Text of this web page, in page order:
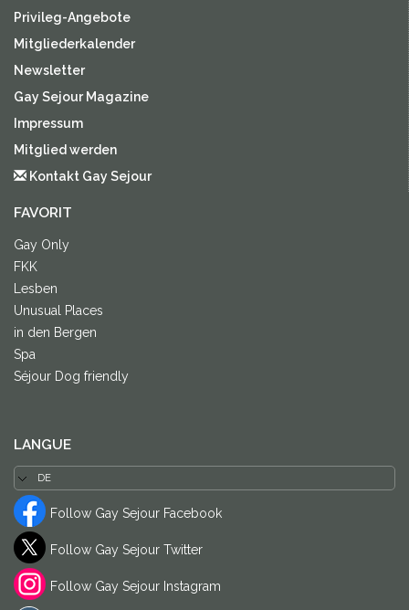
Privileg-Angebote
Mitgliederkalender
Newsletter
Gay Sejour Magazine
Impressum
Mitglied werden
Kontakt Gay Sejour
FAVORIT
Gay Only
FKK
Lesben
Unusual Places
in den Bergen
Spa
Séjour Dog friendly
LANGUE
Follow Gay Sejour Facebook
Follow Gay Sejour Twitter
Follow Gay Sejour Instagram